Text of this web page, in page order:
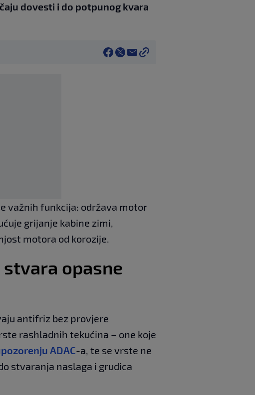
dovesti i do potpunog kvara
važnih funkcija: održava motor
grijanje kabine zimi,
motora od korozije.
opasne
antifriz bez provjere
rashladnih tekućina – one koje
ADAC-a, te se vrste ne
stvaranja naslaga i grudica